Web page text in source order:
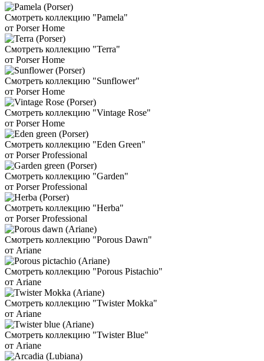
Смотреть коллекцию "Pamela"
от Porser Home
Смотреть коллекцию "Terra"
от Porser Home
Смотреть коллекцию "Sunflower"
от Porser Home
Смотреть коллекцию "Vintage Rose"
от Porser Home
Смотреть коллекцию "Eden Green"
от Porser Professional
Смотреть коллекцию "Garden"
от Porser Professional
Смотреть коллекцию "Herba"
от Porser Professional
Смотреть коллекцию "Porous Dawn"
от Ariane
Смотреть коллекцию "Porous Pistachio"
от Ariane
Смотреть коллекцию "Twister Mokka"
от Ariane
Смотреть коллекцию "Twister Blue"
от Ariane